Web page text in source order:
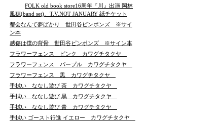
FOLK old book store16周年『川』出演 岡林
風穂(band set)、T.V.NOT JANUARY 紙チケット
都会なんて夢ばかり 世田谷ピンポンズ ※サイ
ン本
感傷は僕の背骨 世田谷ピンポンズ ※サイン本
フラワーフェンス ピンク カワグチタクヤ
フラワーフェンス パープル カワグチタクヤ
フラワーフェンス 黒 カワグチタクヤ
手拭い ななし遊び 茶 カワグチタクヤ
手拭い ななし遊び 黒 カワグチタクヤ
手拭い ななし遊び 青 カワグチタクヤ
手拭い ゴースト行進 イエロー カワグチタクヤ